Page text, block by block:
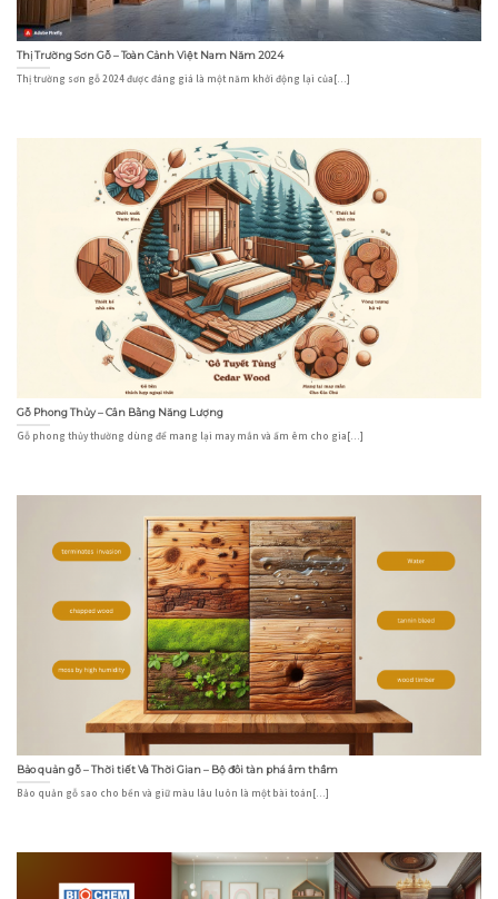
Thị Trường Sơn Gỗ – Toàn Cảnh Việt Nam Năm 2024
Thị trường sơn gỗ 2024 được đáng giá là một năm khởi động lại của[...]
Gỗ Phong Thủy – Cân Bằng Năng Lượng
Gỗ phong thủy thường dùng để mang lại may mắn và ấm êm cho gia[...]
Bảo quản gỗ – Thời tiết Và Thời Gian – Bộ đôi tàn phá âm thầm
Bảo quản gỗ sao cho bền và giữ màu lâu luôn là một bài toán[...]